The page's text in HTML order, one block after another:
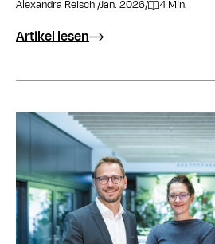
Alexandra Reischl/Jan. 2026/ 4 Min.
Artikel lesen